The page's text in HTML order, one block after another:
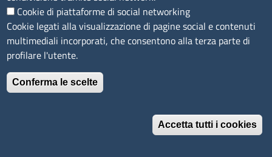
dicembre 2022 - Affidamento dell'incarico di
Responsabile del Servizio di Prevenzione e
Protezione (RSPP) ai sensi del D.Lgs. 81/08 per il
(Dati pubblicati il 25 gennaio 2022)
Cookie di piattaforme di social networking
Cookie legati alla visualizzazione di pagine social e contenuti
multimediali incorporati, che consentono alla terza parte di
profilare l'utente.
Conferma le scelte
Accetta tutti i cookies